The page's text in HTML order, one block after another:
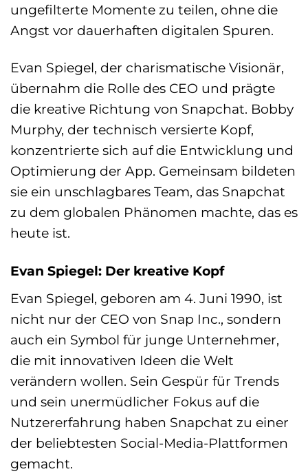
ungefilterte Momente zu teilen, ohne die
Angst vor dauerhaften digitalen Spuren.
Evan Spiegel, der charismatische Visionär,
übernahm die Rolle des CEO und prägte
die kreative Richtung von Snapchat. Bobby
Murphy, der technisch versierte Kopf,
konzentrierte sich auf die Entwicklung und
Optimierung der App. Gemeinsam bildeten
sie ein unschlagbares Team, das Snapchat
zu dem globalen Phänomen machte, das es
heute ist.
Evan Spiegel: Der kreative Kopf
Evan Spiegel, geboren am 4. Juni 1990, ist
nicht nur der CEO von Snap Inc., sondern
auch ein Symbol für junge Unternehmer,
die mit innovativen Ideen die Welt
verändern wollen. Sein Gespür für Trends
und sein unermüdlicher Fokus auf die
Nutzererfahrung haben Snapchat zu einer
der beliebtesten Social-Media-Plattformen
gemacht.